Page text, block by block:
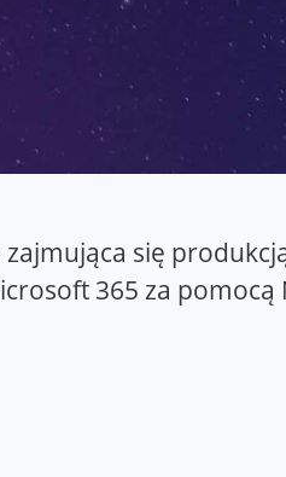
się
365 za pomocą